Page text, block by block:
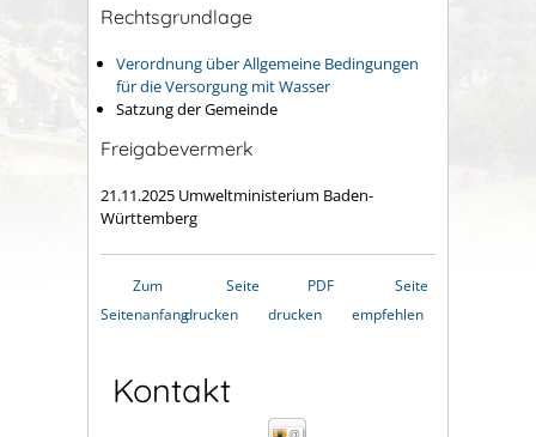
Rechtsgrundlage
Verordnung über Allgemeine Bedingungen
für die Versorgung mit Wasser
Satzung der Gemeinde
Freigabevermerk
21.11.2025 Umweltministerium Baden-
Württemberg
Zum
Seitenanfang
Seite
drucken
PDF
drucken
Seite
empfehlen
Kontakt